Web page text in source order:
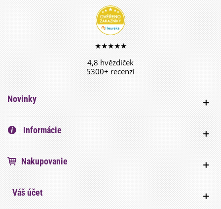
★★★★★
4,8 hvězdiček
5300+ recenzí
Novinky
Informácie
Nakupovanie
Váš účet